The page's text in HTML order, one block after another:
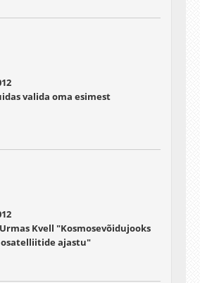
valida oma esimest
Kvell "Kosmosevõidujooks
ajastu"